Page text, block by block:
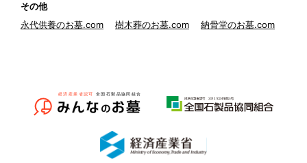
その他
永代供養のお墓.com
樹木葬のお墓.com 納骨堂のお墓.com